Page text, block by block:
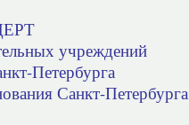
учреждений
Петербурга
Санкт-Петербурга